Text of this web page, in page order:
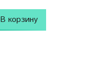
В корзину